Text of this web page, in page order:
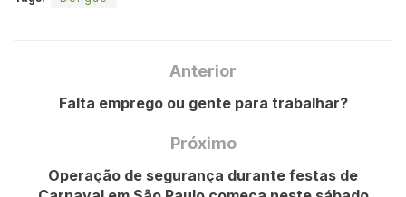
Anterior
Falta emprego ou gente para trabalhar?
Próximo
Operação de segurança durante festas de